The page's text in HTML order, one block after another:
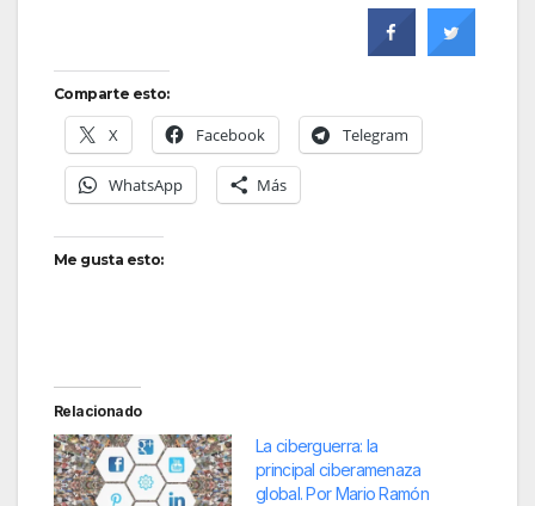
Comparte esto:
X Facebook Telegram
WhatsApp Más
Me gusta esto:
Relacionado
La ciberguerra: la
principal ciberamenaza
global. Por Mario Ramón